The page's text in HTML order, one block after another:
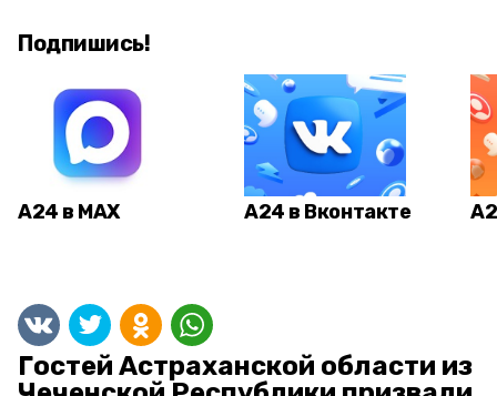
Подпишись!
А24 в MAX А24 в Вконтакте
Гостей Астраханской области из